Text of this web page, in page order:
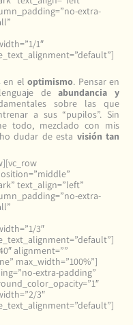
extra-
1″
en eloptimismo. Pensar en
deabundancia y
sobre las que
a sus “pupilos”. Sin
todo, mezclado con mis
dudar de esta visión tan
text_align=”left”
extra-
3″
alignment=””
max_width=”100%”]
extra-padding”
3″